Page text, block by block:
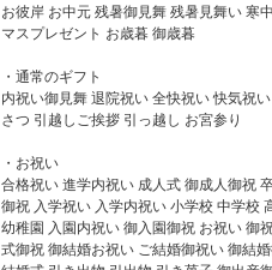
お彼岸 お中元 残暑御見舞 残暑見舞い 寒
マスプレゼント お歳暮 御歳暮
・通常のギフト
内祝い御見舞 退院祝い 全快祝い 快気祝
さつ 引越しご挨拶 引っ越し お宮参り
・お祝い
合格祝い 進学内祝い 成人式 御成人御祝
御祝 入学祝い 入学内祝い 小学校 中学校
幼稚園 入園内祝い 御入園御祝 お祝い 御
式御祝 御結婚お祝い ご結婚御祝い 御結